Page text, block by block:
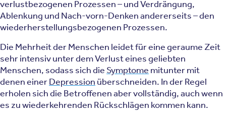
verlustbezogenen Prozessen – und Verdrängung,
Ablenkung und Nach-vorn-Denken andererseits – den
wiederherstellungsbezogenen Prozessen.
Die Mehrheit der Menschen leidet für eine geraume Zeit
sehr intensiv unter dem Verlust eines geliebten
Menschen, sodass sich die Symptome mitunter mit
denen einerDepression überschneiden. In der Regel
erholen sich die Betroffenen aber vollständig, auch wenn
es zu wiederkehrenden Rückschlägen kommen kann.